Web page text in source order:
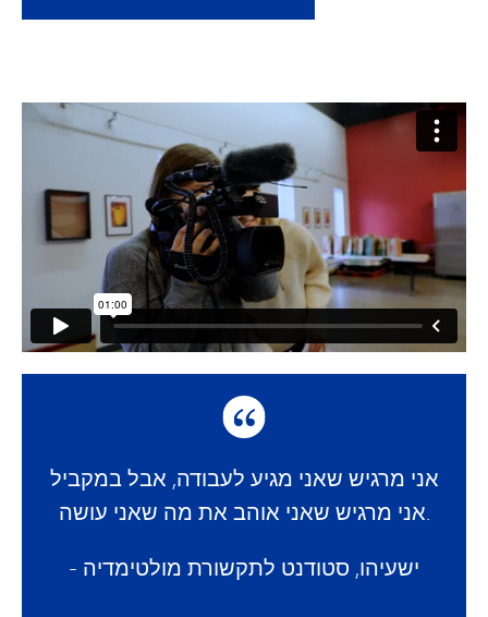
אני מרגיש שאני מגיע לעבודה, אבל במקביל
אני מרגיש שאני אוהב את מה שאני עושה.
- ישעיהו, סטודנט לתקשורת מולטימדיה